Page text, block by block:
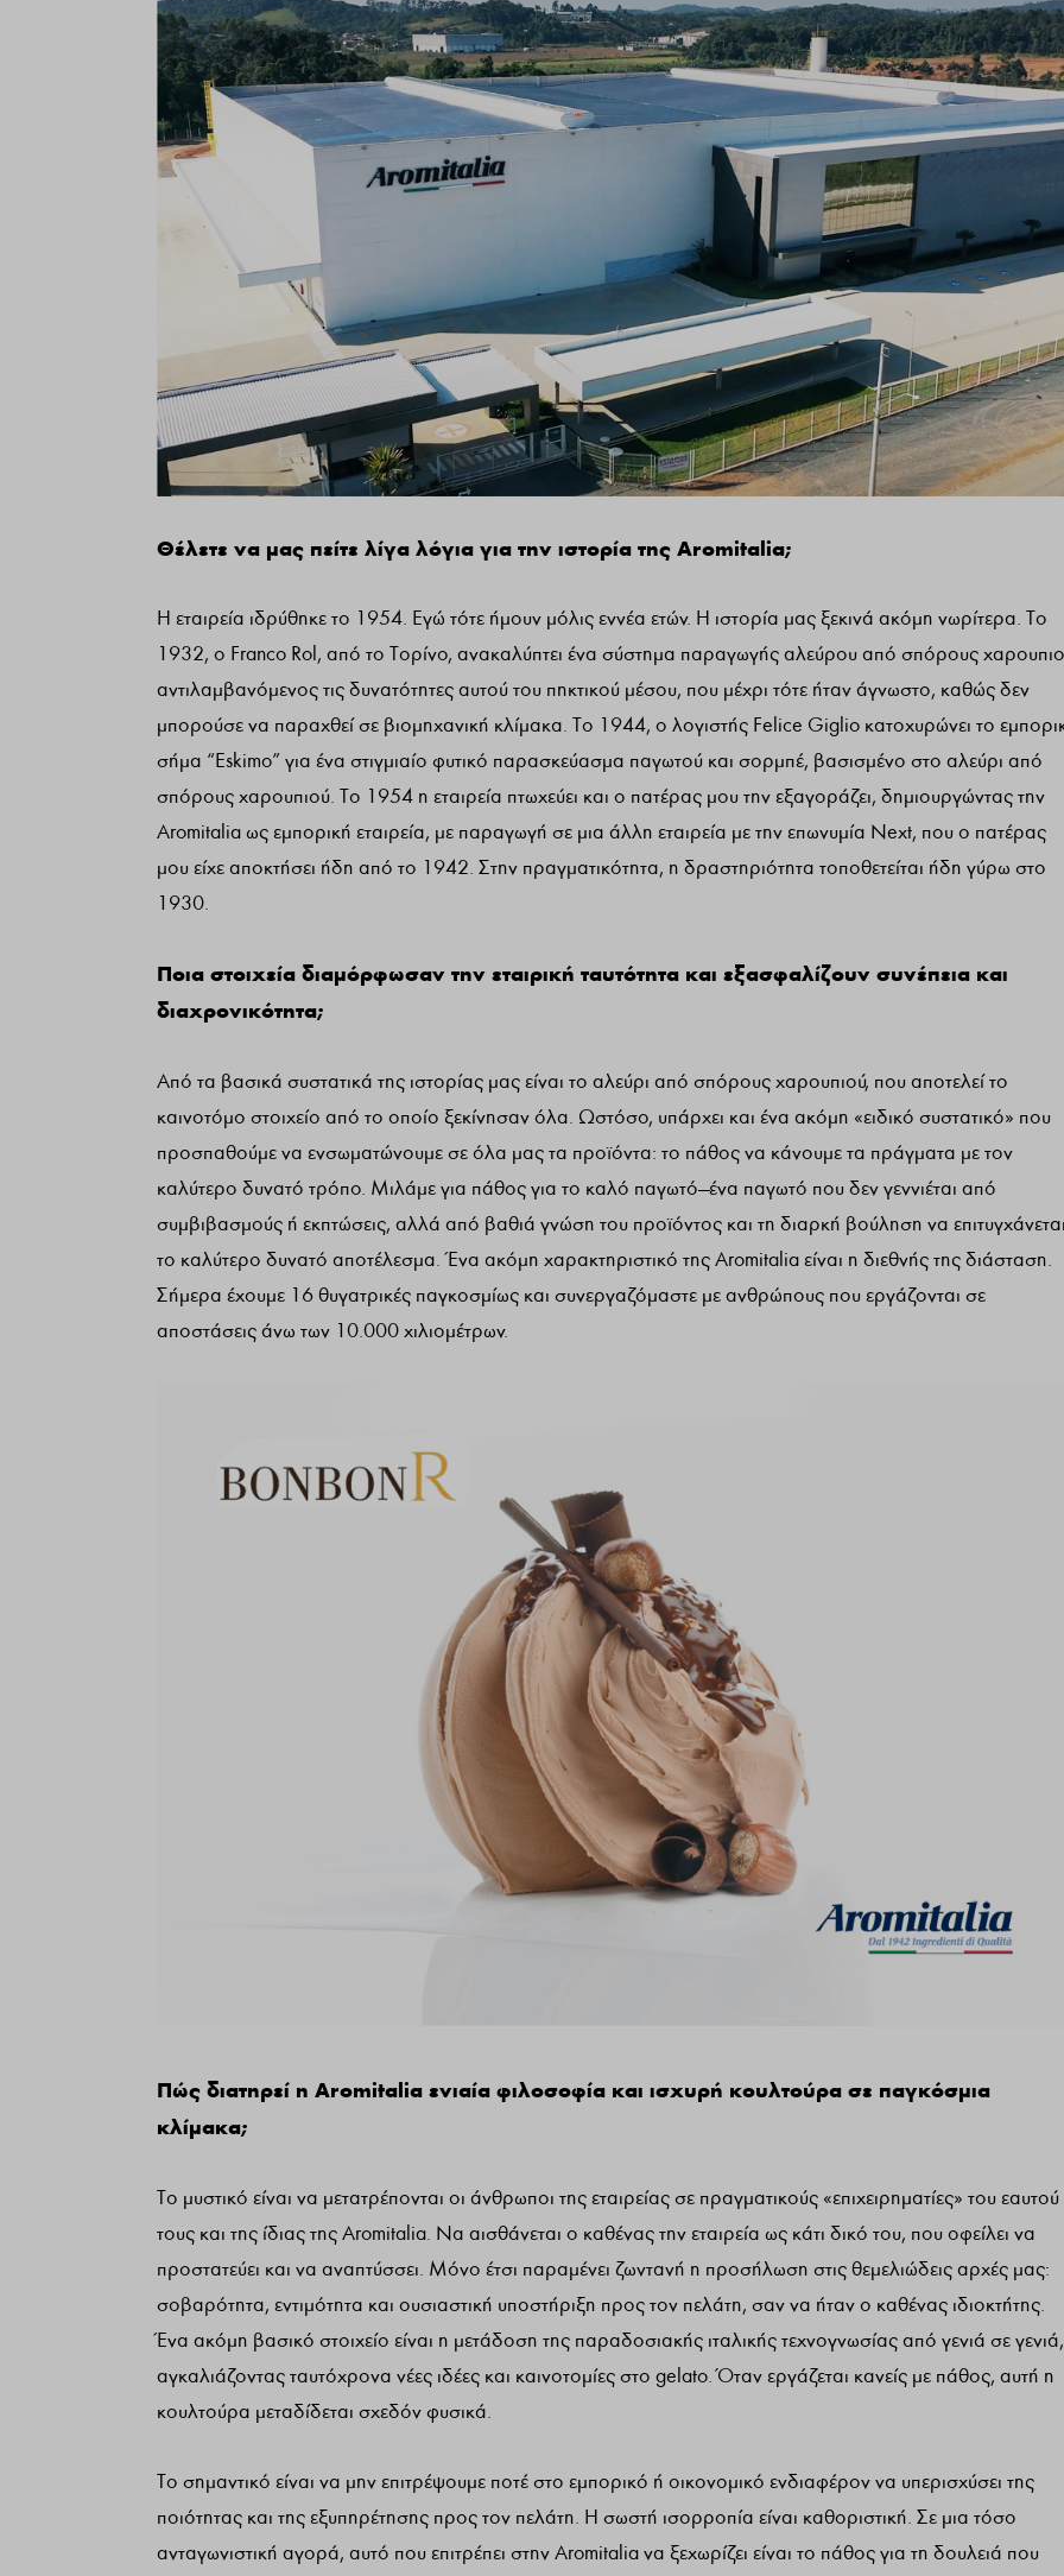
Θέλετε να μας πείτε λίγα λόγια για την ιστορία της Aromitalia;
Η εταιρεία ιδρύθηκε το 1954. Εγώ τότε ήμουν μόλις εννέα ετών. Η ιστορία μας ξεκινά ακόμη νωρίτερα. Το
1932, ο Franco Rol, από το Τορίνο, ανακαλύπτει ένα σύστημα παραγωγής αλεύρου από σπόρους
αντιλαμβανόμενος τις δυνατότητες αυτού του πηκτικού μέσου, που μέχρι τότε ήταν άγνωστο, καθώς δεν
μπορούσε να παραχθεί σε βιομηχανική κλίμακα. Το 1944, ο λογιστής Felice Giglio κατοχυρώνει το
σήμα “Eskimo” για ένα στιγμιαίο φυτικό παρασκεύασμα παγωτού και σορμπέ, βασισμένο στο αλεύρι από
σπόρους χαρουπιού. Το 1954 η εταιρεία πτωχεύει και ο πατέρας μου την εξαγοράζει, δημιουργώντας την
Aromitalia ως εμπορική εταιρεία, με παραγωγή σε μια άλλη εταιρεία με την επωνυμία Next, που ο πατέρας
μου είχε αποκτήσει ήδη από το 1942. Στην πραγματικότητα, η δραστηριότητα τοποθετείται ήδη γύρω στο
1930.
Ποια στοιχεία διαμόρφωσαν την εταιρική ταυτότητα και εξασφαλίζουν συνέπεια και
διαχρονικότητα;
Από τα βασικά συστατικά της ιστορίας μας είναι το αλεύρι από σπόρους χαρουπιού, που αποτελεί το
καινοτόμο στοιχείο από το οποίο ξεκίνησαν όλα. Ωστόσο, υπάρχει και ένα ακόμη «ειδικό συστατικό» που
προσπαθούμε να ενσωματώνουμε σε όλα μας τα προϊόντα: το πάθος να κάνουμε τα πράγματα με τον
καλύτερο δυνατό τρόπο. Μιλάμε για πάθος για το καλό παγωτό—ένα παγωτό που δεν γεννιέται από
συμβιβασμούς ή εκπτώσεις, αλλά από βαθιά γνώση του προϊόντος και τη διαρκή βούληση να
το καλύτερο δυνατό αποτέλεσμα. Ένα ακόμη χαρακτηριστικό της Aromitalia είναι η διεθνής της διάσταση.
Σήμερα έχουμε 16 θυγατρικές παγκοσμίως και συνεργαζόμαστε με ανθρώπους που εργάζονται σε
αποστάσεις άνω των 10.000 χιλιομέτρων.
Πώς διατηρεί η Aromitalia ενιαία φιλοσοφία και ισχυρή κουλτούρα σε παγκόσμια
κλίμακα;
Το μυστικό είναι να μετατρέπονται οι άνθρωποι της εταιρείας σε πραγματικούς «επιχειρηματίες» του εαυτού
τους και της ίδιας της Aromitalia. Να αισθάνεται ο καθένας την εταιρεία ως κάτι δικό του, που οφείλει να
προστατεύει και να αναπτύσσει. Μόνο έτσι παραμένει ζωντανή η προσήλωση στις θεμελιώδεις αρχές μας:
σοβαρότητα, εντιμότητα και ουσιαστική υποστήριξη προς τον πελάτη, σαν να ήταν ο καθένας ιδιοκτήτης.
Ένα ακόμη βασικό στοιχείο είναι η μετάδοση της παραδοσιακής ιταλικής τεχνογνωσίας από γενιά σε γενιά,
αγκαλιάζοντας ταυτόχρονα νέες ιδέες και καινοτομίες στο gelato. Όταν εργάζεται κανείς με πάθος, αυτή η
κουλτούρα μεταδίδεται σχεδόν φυσικά.
Το σημαντικό είναι να μην επιτρέψουμε ποτέ στο εμπορικό ή οικονομικό ενδιαφέρον να υπερισχύσει της
ποιότητας και της εξυπηρέτησης προς τον πελάτη. Η σωστή ισορροπία είναι καθοριστική. Σε μια τόσο
ανταγωνιστική αγορά, αυτό που επιτρέπει στην Aromitalia να ξεχωρίζει είναι το πάθος για τη δουλειά που